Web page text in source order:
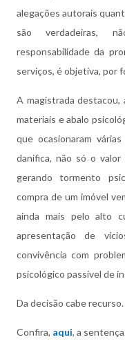
alegações autorais
são verdadeiras,
responsabilidade da
serviços, é objetiva, por
A magistrada destacou,
materiais e abalo
que ocasionaram
danifica, não só o
gerando tormento
compra de um imóvel
ainda mais pelo alto
apresentação de
convivência com
psicológico passível de
Da decisão cabe recurso.
Confira, aqui, a